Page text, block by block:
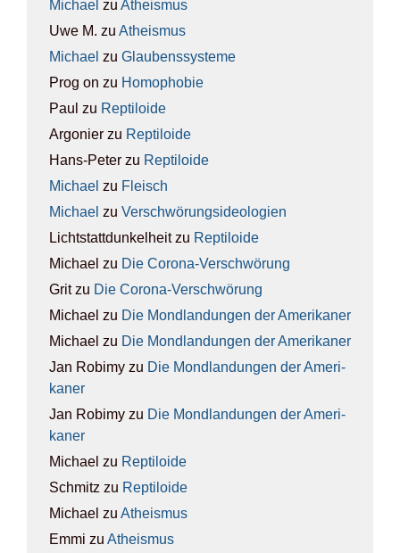
Michael zu Athe­is­mus
Uwe M. zu Athe­is­mus
Michael zu Glau­bens­sys­te­me
Prog on zu Homo­pho­bie
Paul zu Rep­ti­lo­ide
Argonier zu Rep­ti­lo­ide
Hans-Peter zu Rep­ti­lo­ide
Michael zu Fleisch
Michael zu Ver­schwö­rungs­ideo­lo­gien
Lichtstattdunkelheitzu Rep­ti­lo­ide
Michael zu Die Coro­na-Ver­schwö­rung
Gritzu Die Coro­na-Ver­schwö­rung
Michael zu Die Mond­lan­dun­gen der Ame­ri­ka­ner
Michael zu Die Mond­lan­dun­gen der Ame­ri­ka­ner
Jan Robimy zu Die Mond­lan­dun­gen der Ame­ri­
ka­ner
Jan Robimy zu Die Mond­lan­dun­gen der Ame­ri­
ka­ner
Michael zu Rep­ti­lo­ide
Schmitz zu Rep­ti­lo­ide
Michael zu Athe­is­mus
Emmi zu Athe­is­mus